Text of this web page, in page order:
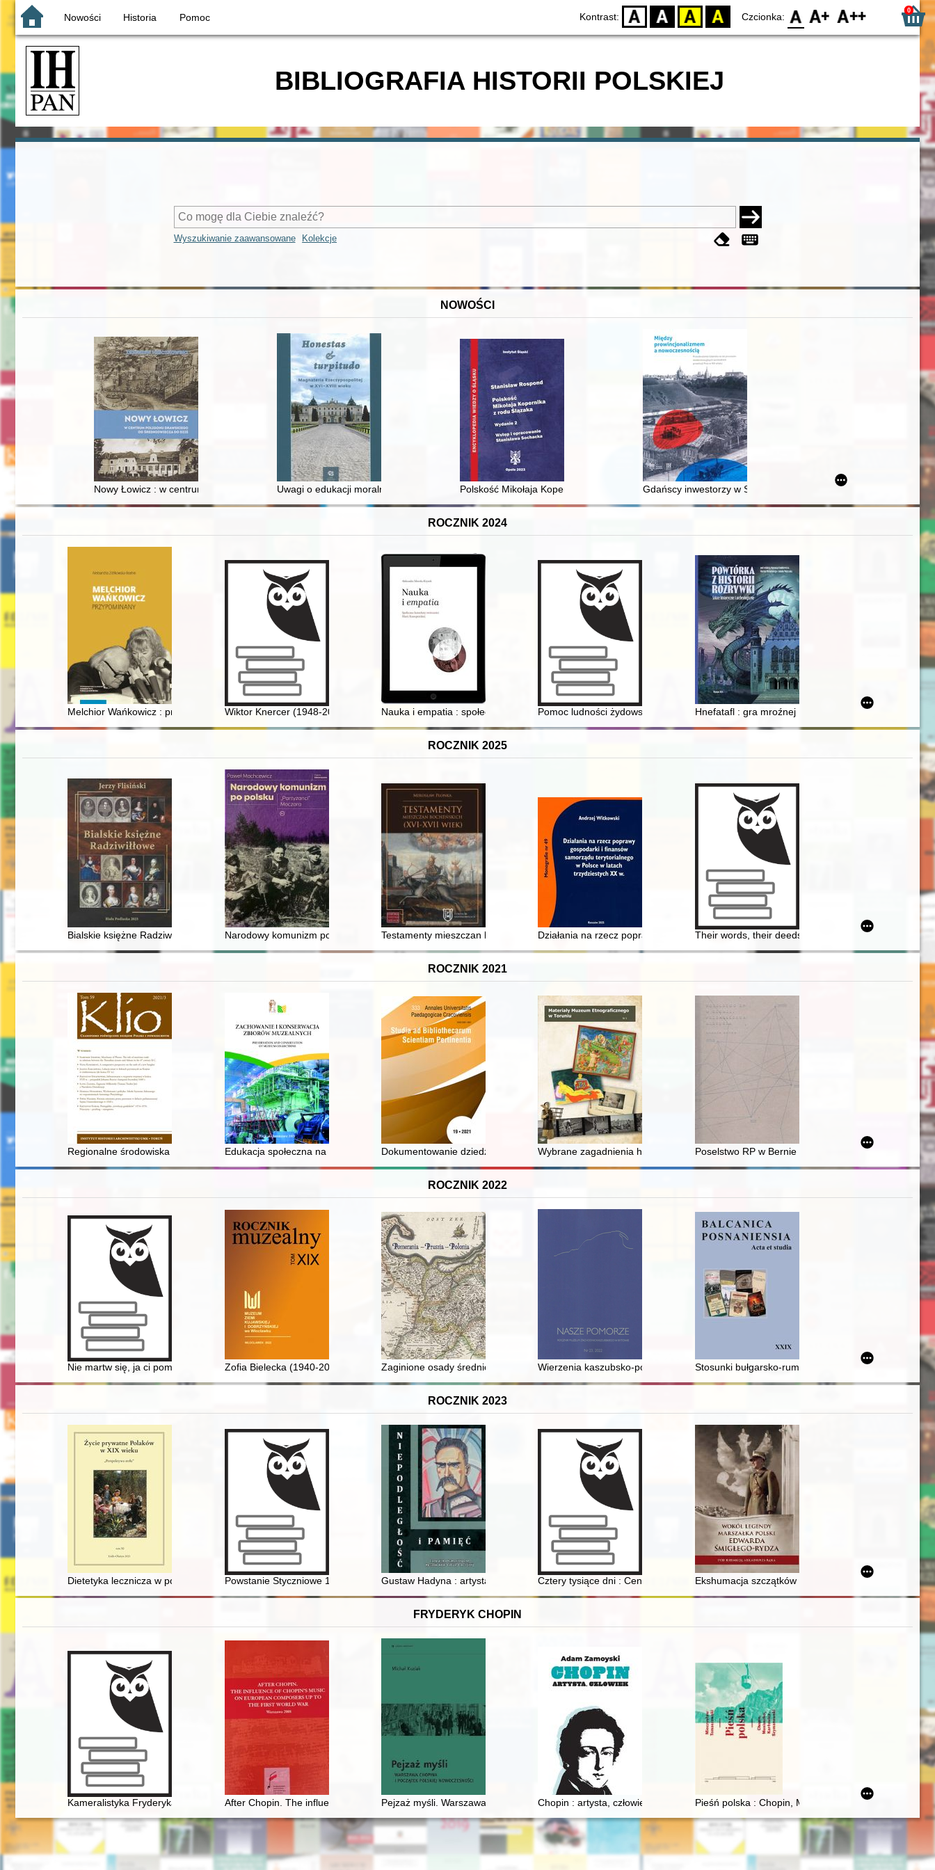
Nowości Historia Pomoc Kontrast: D BW YB BY Czcionka: F0 F1 F2 0
BIBLIOGRAFIA HISTORII POLSKIEJ
Wyszukiwanie zaawansowane Kolekcje
NOWOŚCI
Nowy Łowicz : w centrum poligonu drawskiego od średniowiecza do dziśUwagi o edukacji moralnej synów szlacheckich w XVI-wiecznej Rzeczypospolitej
Polskość Mikołaja Kopernika z rodu ŚlązakaGdańscy inwestorzy w Sopocie : prestiż finansowy i towarzyski
ROCZNIK 2024
Melchior Wańkowicz : przypominanyWiktor Knercer (1948-2023) : wspomnienieNauka i empatia : społeczne konteksty twórczości Marii KonopnickiejPomoc ludności żydowskiej w czasie II wojny światowej na Jasnej Górze
Hnefatafl : gra mroźnej Północy
ROCZNIK 2025
Bialskie księżne Radziwiłłowe Narodowy komunizm po polsku : "partyzanci" MoczaraTestamenty mieszczan bocheńskich : (XVI - XVII wiek)Działania na rzecz poprawy gospodarki i finansów samorządu terytorialnego w Polsce w
Their words, their deeds : the January Uprising in the
ROCZNIK 2021
Regionalne środowiska literackie i oficyny wydawnicze w polityce władz Polski Ludowej w latach 1956-1989 - recenzja]
Edukacja społeczna na rzecz ochrony dziedzictwa kulturowegoDokumentowanie dziedzictwa naukowego i techniki : muzea wyższych uczelni technicznych w Polsce
Wybrane zagadnienia historyczno-ikonograficzno-konserwatorskie XVIII-wiecznej tablicy
Poselstwo RP w Bernie : przemilczana historia
ROCZNIK 2022
Nie martw się, ja ci pomogę" : wspomnienia o śp. siostrze Stanisławie Warych... i nie tylko o niej
Zofia Bielecka (1940-2022) Zaginione osady średniowieczne w rejonie jeziora Jeziorak : (studium historyczno­-archeologiczne na podstawie nowych
Wierzenia kaszubsko-pomorskie : wstęp do syntezyStosunki bułgarsko-rumuńskie w latach 1912-1913
ROCZNIK 2023
Dietetyka lecznicza w polskich uzdrowiskach w drugiej połowie XIX wieku
Powstanie Styczniowe 1863-1864 w zbiorach Wojewódzkiej Biblioteki Publicznej im. Marszałka Józefa Piłsudskiego w Łodzi
Gustaw Hadyna : artysta, patriota, apologeta ojczystego regionu (4 maja 1946 - 11 grudnia 2021)
Cztery tysiące dni : Centrum Kultury Chrześcijańskiej w Kłodzku
Ekshumacja szczątków Marszałka Edwarda
FRYDERYK CHOPIN
Kameralistyka Fryderyka Chopina. Margines czy integralna część jego sztuki?
After Chopin. The influence of Chopin's music on European composers up to the first world war
Pejzaż myśli. Warszawa Chopina i początek polskiej nowoczesności
Chopin : artysta, człowiek Pieśń polska : Chopin, Moniuszko, Karłowicz,